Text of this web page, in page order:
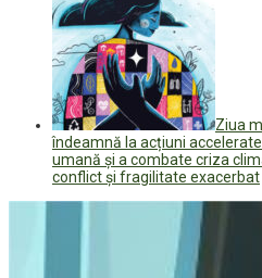
Ziua
îndeamnă la acțiuni
umană și a combate criza
conflict și fragilitate exacerbat